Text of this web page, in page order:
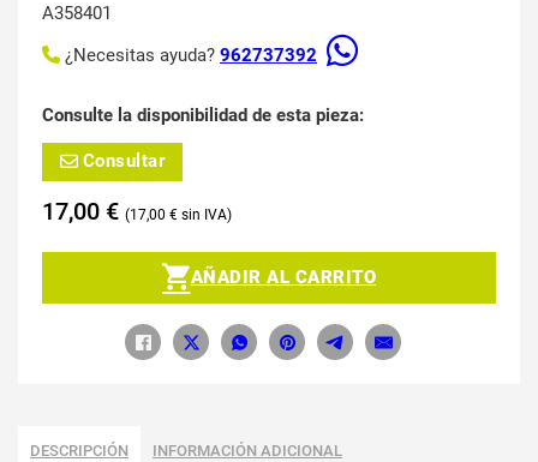
A358401
¿Necesitas ayuda? 962737392
Consulte la disponibilidad de esta pieza:
Consultar
17,00 € 17,00 €
AÑADIR AL CARRITO
DESCRIPCIÓN INFORMACIÓN ADICIONAL